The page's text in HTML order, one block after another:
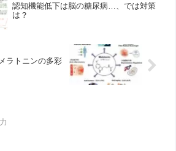
認知機能低下は脳の糖尿病…、では対策
は？
ラトニンの多彩